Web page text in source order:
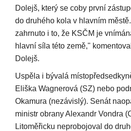
Dolejš, který se coby první
do druhého kola v hlavním
zahrnuto i to, že KSČM je
hlavní síla této země,"
Dolejš.
Uspěla i bývalá
Eliška Wagnerová (SZ) nebo
Okamura (nezávislý). Senát
ministr obrany Alexandr Vondra
Litoměřicku neprobojoval do